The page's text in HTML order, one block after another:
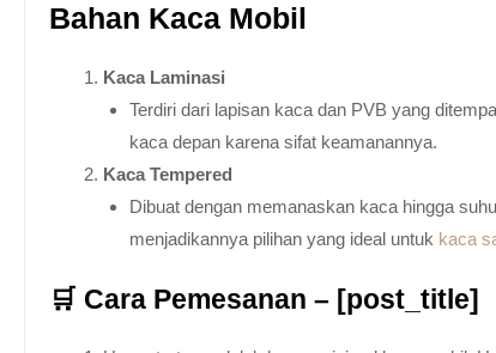
Bahan Kaca Mobil
Kaca Laminasi
Terdiri dari lapisan kaca dan PVB yang
kaca depan karena sifat keamanannya.
Kaca Tempered
Dibuat dengan memanaskan kaca hingga
menjadikannya pilihan yang ideal untuk kaca
🛒 Cara Pemesanan – [post_title]